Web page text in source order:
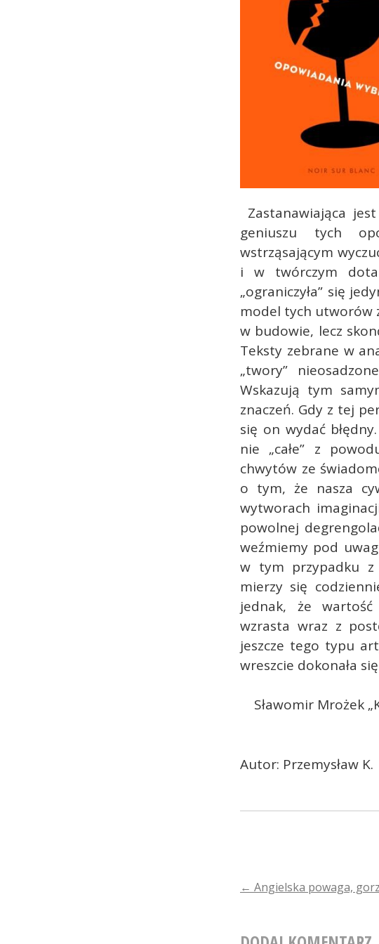
Zastanawiająca
geniuszu tych
wstrząsającym
i w twórczym
„ograniczyła” się
model tych utworów
w budowie, lecz
Teksty zebrane w
„twory”
Wskazują tym
znaczeń. Gdy z tej
się on wydać
nie „całe” z
chwytów ze
o tym, że nasza
wytworach
powolnej
weźmiemy pod
w tym przypadku z
mierzy się
jednak, że
wzrasta wraz z
jeszcze tego typu
wreszcie dokonała
Sławomir Mrożek
Autor: Przemysław K.
POST
NAVIGATION
← Angielska powaga,